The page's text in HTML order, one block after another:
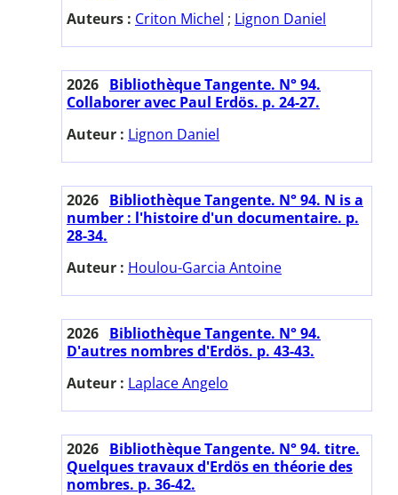
Auteurs : Criton Michel ; Lignon Daniel
2026 Bibliothèque Tangente. N° 94.
Collaborer avec Paul Erdös. p. 24-27.
Auteur : Lignon Daniel
2026 Bibliothèque Tangente. N° 94. N is a
number : l'histoire d'un documentaire. p.
28-34.
Auteur : Houlou-Garcia Antoine
2026 Bibliothèque Tangente. N° 94.
D'autres nombres d'Erdös. p. 43-43.
Auteur : Laplace Angelo
2026 Bibliothèque Tangente. N° 94. titre.
Quelques travaux d'Erdös en théorie des
nombres. p. 36-42.